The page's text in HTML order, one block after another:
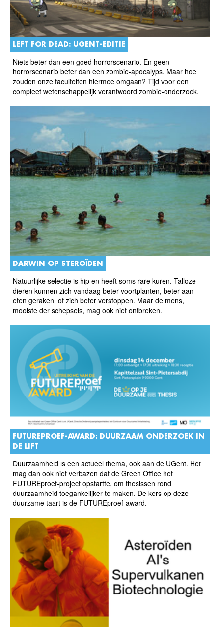
LEFT FOR DEAD: UGENT-EDITIE
Niets beter dan een goed horrorscenario. En geen
horrorscenario beter dan een zombie-apocalyps. Maar hoe
zouden onze faculteiten hiermee omgaan? Tijd voor een
compleet wetenschappelijk verantwoord zombie-onderzoek.
DARWIN OP STEROÏDEN
Natuurlijke selectie is hip en heeft soms rare kuren. Talloze
dieren kunnen zich vandaag beter voortplanten, beter aan
eten geraken, of zich beter verstoppen. Maar de mens,
mooiste der schepsels, mag ook niet ontbreken.
FUTUREPROEF-AWARD: DUURZAAM ONDERZOEK IN
DE LIFT
Duurzaamheid is een actueel thema, ook aan de UGent. Het
mag dan ook niet verbazen dat de Green Office het
FUTUREproef-project opstartte, om thesissen rond
duurzaamheid toegankelijker te maken. De kers op deze
duurzame taart is de FUTUREproef-award.